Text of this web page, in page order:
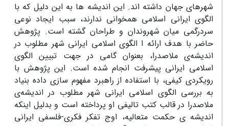
شهرهای جهان داشته اند. این اندیشه ها به این دلیل که با
الگوی ایرانی اسلامی همخوانی ندارند، سبب ایجاد نوعی
سردرگمی میان شهروندان و طراحان گشته است. پژوهش
حاضر با هدف ارائه ا الگوی اسلامی ایرانی شهر مطلوب در
اندیشه‌ی ملاصدرا، بعنوان گامی در جهت تبیین الگوی
اسلامی ایرانی پیشرفت انجام شده است. این پژوهش با
رویکردی کیفی، با استفاده از راهبرد مفهوم سازی داده بنیاد
به بررسی الگوی اسلامی ایرانی شهر مطلوب در اندیشه‌ی
ملاصدرا در قالب کتب تالیفی او پرداخته است و بدلیل اینکه
اندیشه ی حکمت متعالیه، اوج تفکر فکری-فلسفی ایرانی